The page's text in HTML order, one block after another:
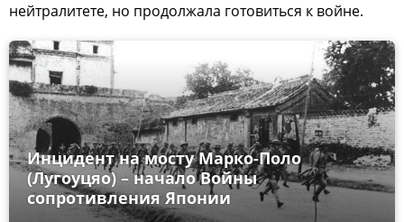
нейтралитете, но продолжала готовиться к войне.
Инцидент на мосту Марко-Поло
(Лугоуцяо) – начало Войны
сопротивления Японии